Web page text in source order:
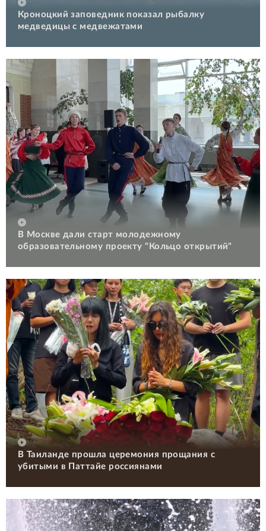
Кроноцкий заповедник показал рыбалку
медведицы с медвежатами
В Москве дали старт молодежному
образовательному проекту "Кольцо открытий"
В Таиланде прошла церемония прощания с
убитыми в Паттайе россиянами